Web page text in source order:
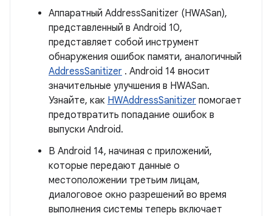
Аппаратный AddressSanitizer (HWASan),
представленный в Android 10,
представляет собой инструмент
обнаружения ошибок памяти, аналогичный
AddressSanitizer . Android 14 вносит
значительные улучшения в HWASan.
Узнайте, как HWAddressSanitizer помогает
предотвратить попадание ошибок в
выпуски Android.
В Android 14, начиная с приложений,
которые передают данные о
местоположении третьим лицам,
диалоговое окно разрешений во время
выполнения системы теперь включает